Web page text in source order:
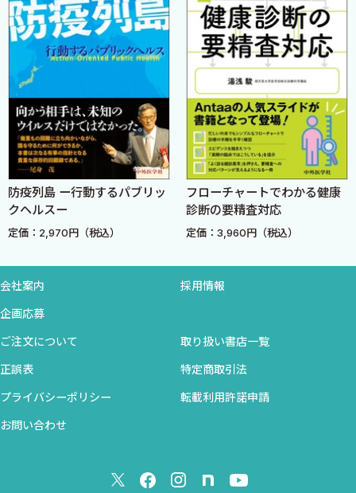
4章「メディカルミステリー（医学の不思議）〜診断の重要性」医
学の不思議とは？
病気の診断とは？
「コラム こころは脳に宿（やど）るの？ 心臓に宿（やど）
るの？」こころという言葉の由来は？
「コラム 愛情・痛みを分かち合う〜感情移入・感情の共感・
感情の伝搬（伝染）の科学」脳の変化は？
5章「こころ（情動）と脳科学の基本（きほん）」こころと脳の関
係とは？
「コラム 心因性SSDは動物やペットにもあるの？」その答え
は？
6章「ストレスでみられる脳の変化」こころの症状と脳の変化と
は？
7章「ストレスによるからだの変化（心因性SSD）をきたす脳の変
「コラム こころとからだの相互作用」プラセボ，皮膚の鍼
（はり）と灸（きゅう），自律神経の直接刺激とは？
8章「ストレスによる心因性SSD，症状の改善にむけて！」精神疾
本書をきっかけに，皆様が心因性SSDに興味を持たれ，適切な診
6章 ストレスでみられる脳の変化
7章 ストレスによるからだの変化（心因性SSD）をきたす脳の変
コラム
こころとからだの相互作用
8章 ストレスによる心因性SSD，症状の改善にむけて！
おわりに
防疫列島 ー行動するパブリッ
クヘルスー
定価：2,970円（税込）
フローチャートでわかる健康
診断の要精査対応
定価：3,960円（税込）
会社案内 採用情報
企画応募
ご注文について 取り扱い書店一覧
正誤表 特定商取引法
プライバシーポリシー 転載利用許諾申請
お問い合わせ